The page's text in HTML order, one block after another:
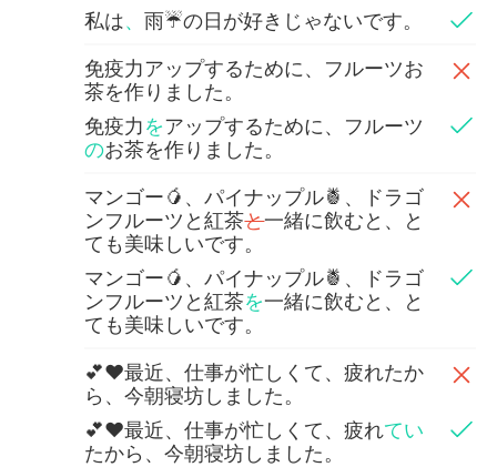
私は、雨☔️の日が好きじゃないです。
免疫力アップするために、フルーツお
茶を作りました。
免疫力をアップするために、フルーツ
のお茶を作りました。
マンゴー🥭、パイナップル🍍、ドラゴ
ンフルーツと紅茶と一緒に飲むと、と
ても美味しいです。
マンゴー🥭、パイナップル🍍、ドラゴ
ンフルーツと紅茶を一緒に飲むと、と
ても美味しいです。
💕❤最近、仕事が忙しくて、疲れたか
ら、今朝寝坊しました。
💕❤最近、仕事が忙しくて、疲れてい
たから、今朝寝坊しました。